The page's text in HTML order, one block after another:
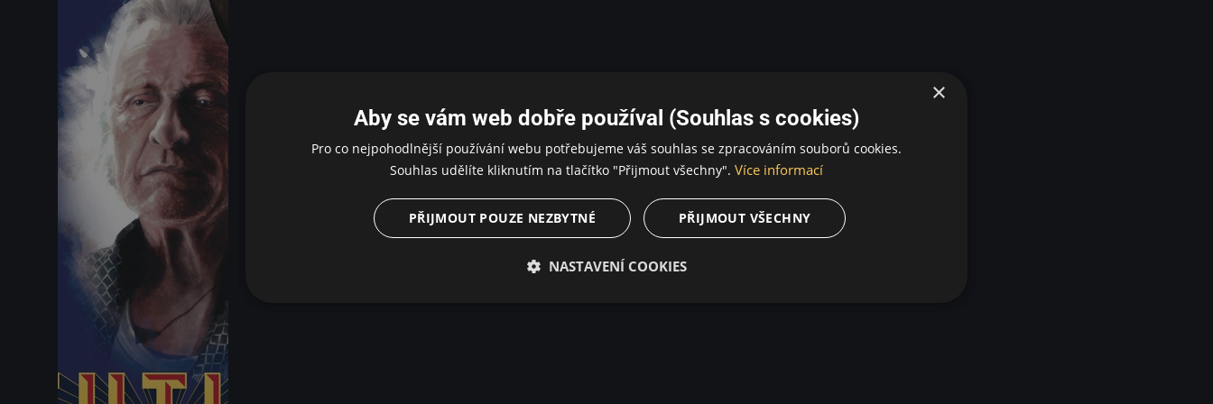
×
Aby se vám web dobře používal (Souhlas s cookies)
Pro co nejpohodlnější používání webu potřebujeme váš souhlas se zpracováním souborů cookies.
Souhlas udělíte kliknutím na tlačítko "Přijmout všechny". Více informací
PŘIJMOUT VŠECHNY
PŘIJMOUT POUZE NEZBYTNÉ
NASTAVENÍ COOKIES